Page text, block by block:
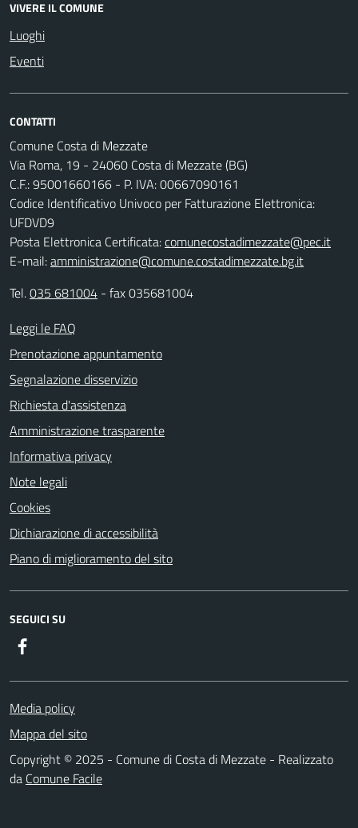
VIVERE IL COMUNE
Luoghi
Eventi
CONTATTI
Comune Costa di Mezzate
Via Roma, 19 - 24060 Costa di Mezzate (BG)
C.F.: 95001660166 - P. IVA: 00667090161
Codice Identificativo Univoco per Fatturazione Elettronica:
UFDVD9
Posta Elettronica Certificata:comunecostadimezzate@pec.it
E-mail:amministrazione@comune.costadimezzate.bg.it
Tel.035 681004 - fax 035681004
Leggi le FAQ
Prenotazione appuntamento
Segnalazione disservizio
Richiesta d'assistenza
Amministrazione trasparente
Informativa privacy
Note legali
Cookies
Dichiarazione di accessibilità
Piano di miglioramento del sito
SEGUICI SU
Media policy
Mappa del sito
Copyright © 2025 - Comune di Costa di Mezzate - Realizzato
da Comune Facile